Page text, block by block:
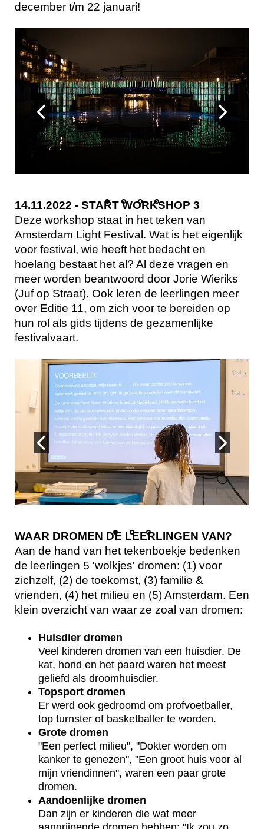
december t/m 22 januari!
14.11.2022 - START WORKSHOP 3
Deze workshop staat in het teken van
Amsterdam Light Festival. Wat is het eigenlijk
voor festival, wie heeft het bedacht en
hoelang bestaat het al? Al deze vragen en
meer worden beantwoord door Jorie Wieriks
(Juf op Straat). Ook leren de leerlingen meer
over Editie 11, om zich voor te bereiden op
hun rol als gids tijdens de gezamenlijke
festivalvaart.
WAAR DROMEN DE LEERLINGEN VAN?
Aan de hand van het tekenboekje bedenken
de leerlingen 5 'wolkjes' dromen: (1) voor
zichzelf, (2) de toekomst, (3) familie &
vrienden, (4) het milieu en (5) Amsterdam. Een
klein overzicht van waar ze zoal van dromen:
Huisdier dromen
Veel kinderen dromen van een huisdier. De
kat, hond en het paard waren het meest
geliefd als droomhuisdier.
Topsport dromen
Er werd ook gedroomd om profvoetballer,
top turnster of basketballer te worden.
Grote dromen
"Een perfect milieu", "Dokter worden om
kanker te genezen", "Een groot huis voor al
mijn vriendinnen", waren een paar grote
dromen.
Aandoenlijke dromen
Dan zijn er kinderen die wat meer